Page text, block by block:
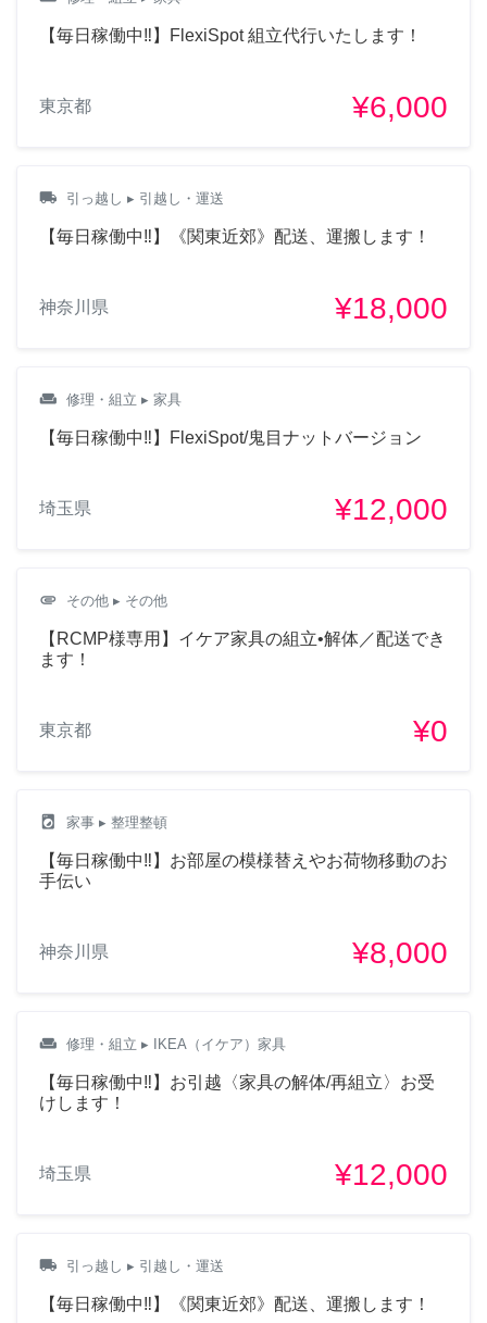
【毎日稼働中‼︎】FlexiSpot 組立代行いたします！
東京都 ¥6,000
local_shipping 引っ越し ▸ 引越し・運送
【毎日稼働中‼︎】《関東近郊》配送、運搬します！
神奈川県 ¥18,000
weekend 修理・組立 ▸ 家具
【毎日稼働中‼︎】FlexiSpot/鬼目ナットバージョン
埼玉県 ¥12,000
attachment その他 ▸ その他
【RCMP様専用】イケア家具の組立•解体／配送でき
ます！
東京都 ¥0
local_laundry_service 家事 ▸ 整理整頓
【毎日稼働中‼︎】お部屋の模様替えやお荷物移動のお
手伝い
神奈川県 ¥8,000
weekend 修理・組立 ▸ IKEA（イケア）家具
【毎日稼働中‼︎】お引越〈家具の解体/再組立〉お受
けします！
埼玉県 ¥12,000
local_shipping 引っ越し ▸ 引越し・運送
【毎日稼働中‼︎】《関東近郊》配送、運搬します！